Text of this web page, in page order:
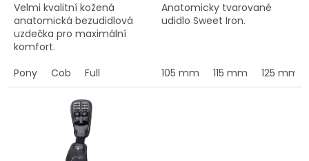
Velmi kvalitní kožená
anatomická bezudidlová
uzdečka pro maximální
komfort.
Pony
Cob Full
Anatomicky tvarované
udidlo Sweet Iron.
105 mm 115 mm 125 mm